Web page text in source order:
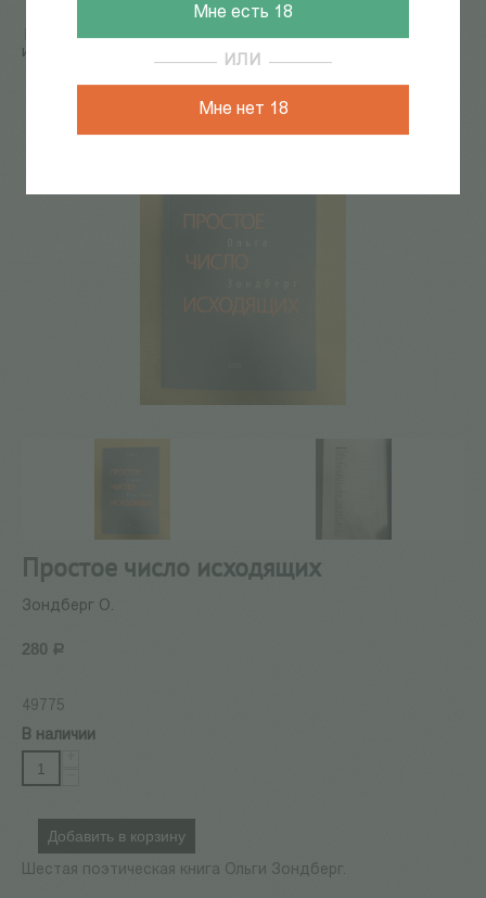
Мне есть 18
ИЛИ
Мне нет 18
Главная / КАТАЛОГ КНИГ / поэзия / Простое число
исходящих
392 из 550
Простое число исходящих
Зондберг О.
280 Р
49775
В наличии
Добавить в корзину
Шестая поэтическая книга Ольги Зондберг.